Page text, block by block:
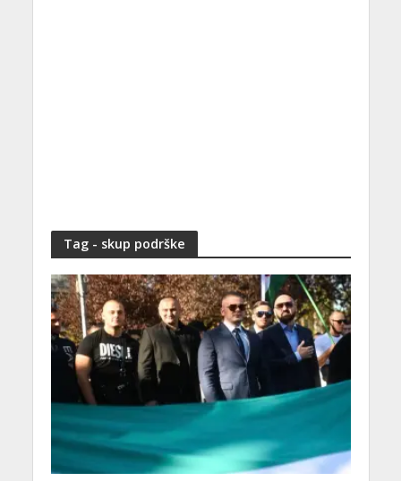
Tag - skup podrške